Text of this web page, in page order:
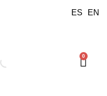
ES EN
0